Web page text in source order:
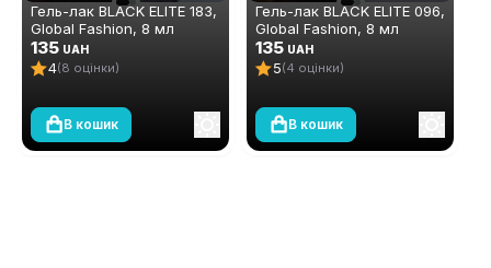
Гель-лак BLACK ELITE 183,
Global Fashion, 8 мл
135 UAH
4(8 оцінки)
В кошик
Гель-лак BLACK ELITE 096,
Global Fashion, 8 мл
135 UAH
5(4 оцінки)
В кошик